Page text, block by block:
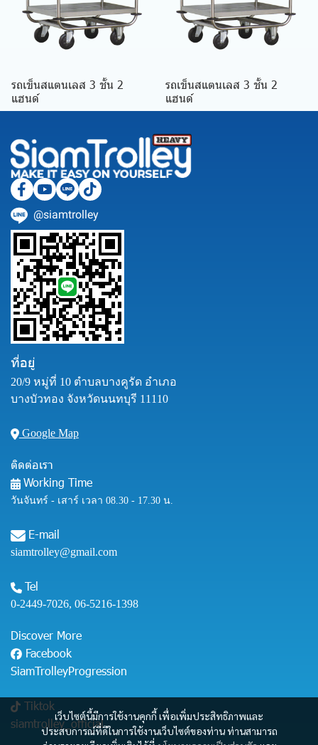
รถเข็นสแตนเลส 3 ชั้น 2
แฮนด์
รถเข็นสแตนเลส 3 ชั้น 2
แฮนด์
เว็บไซต์นี้มีการใช้งานคุกกี้ เพื่อเพิ่มประสิทธิภาพและ
ประสบการณ์ที่ดีในการใช้งานเว็บไซต์ของท่าน ท่านสามารถ
@siamtrolley
ที่อยู่
20/9 หมู่ที่ 10 ตำบลบางคูรัด อำเภอ
บางบัวทอง จังหวัดนนทบุรี 11110
Google Map
ติดต่อเรา
Working Time
วันจันทร์ - เสาร์ เวลา 08.30 - 17.30 น.
E-mail
siamtrolley@gmail.com
Tel
0-2449-7026, 06-5216-1398
Discover More
Facebook
SiamTrolleyProgression
Tiktok
siamtrolley_official